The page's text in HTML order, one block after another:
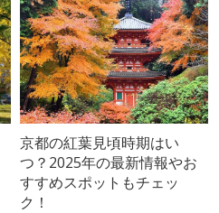
京都の紅葉見頃時期はい
つ？2025年の最新情報やお
すすめスポットもチェッ
ク！